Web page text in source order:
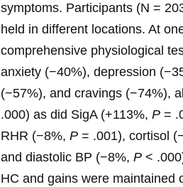
symptoms. Participants (N =
held in different locations. At
comprehensive physiological
anxiety (−40%), depression
(−57%), and cravings (−74%), all
.000) as did SigA (+113%, P =
RHR (−8%, P = .001), cortisol
and diastolic BP (−8%, P <
HC and gains were maintained